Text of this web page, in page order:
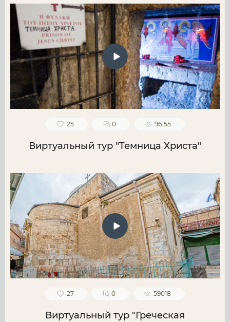
25 0 96155
Виртуальный тур "Темница Христа"
27 0 59018
Виртуальный тур "Греческая